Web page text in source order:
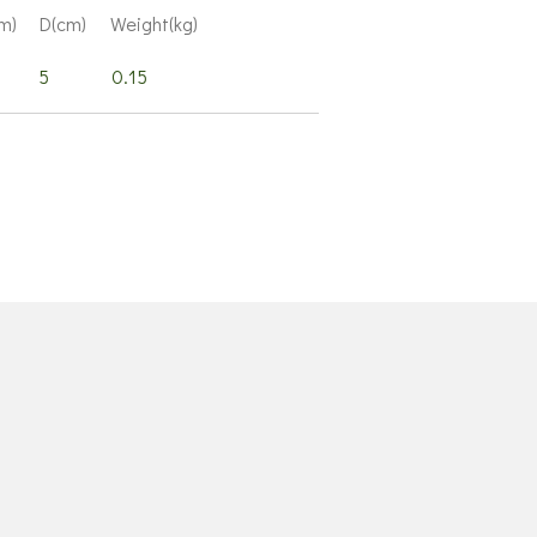
D(cm) Weight(kg)
0.15